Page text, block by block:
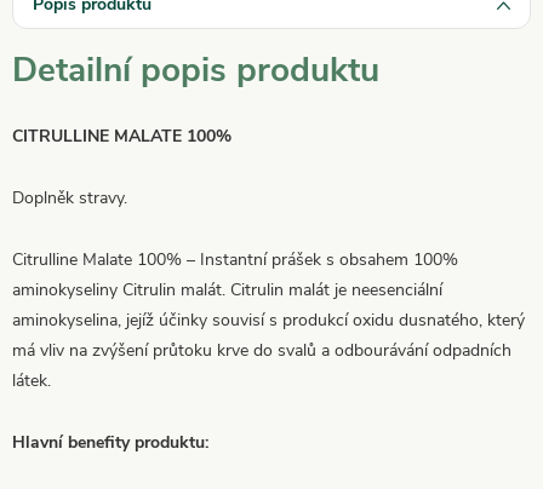
Detailní popis produktu
CITRULLINE MALATE 100%
Doplněk stravy.
Citrulline Malate 100% – Instantní prášek s obsahem 100%
aminokyseliny Citrulin malát. Citrulin malát je neesenciální
aminokyselina, jejíž účinky souvisí s produkcí oxidu dusnatého, který
má vliv na zvýšení průtoku krve do svalů a odbourávání odpadních
látek.
Hlavní benefity produktu: